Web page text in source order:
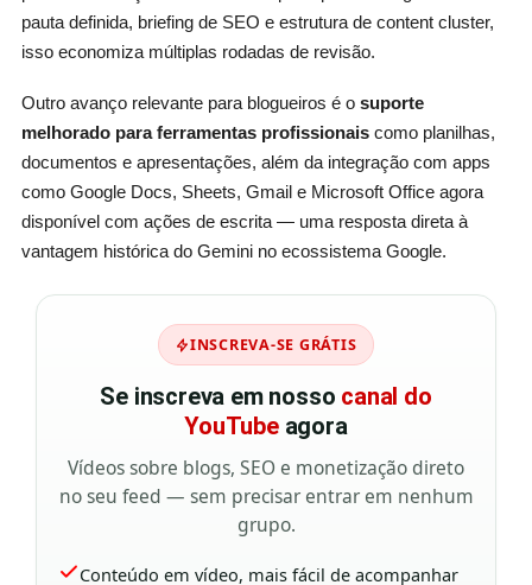
pauta definida, briefing de SEO e estrutura de content cluster,
isso economiza múltiplas rodadas de revisão.
Outro avanço relevante para blogueiros é o suporte
melhorado para ferramentas profissionaiscomo planilhas,
documentos e apresentações, além da integração com apps
como Google Docs, Sheets, Gmail e Microsoft Office agora
disponível com ações de escrita — uma resposta direta à
vantagem histórica do Gemini no ecossistema Google.
INSCREVA-SE GRÁTIS
Se inscreva em nosso canal do
YouTubeagora
Vídeos sobre blogs, SEO e monetização direto
no seu feed — sem precisar entrar em nenhum
grupo.
Conteúdo em vídeo, mais fácil de acompanhar